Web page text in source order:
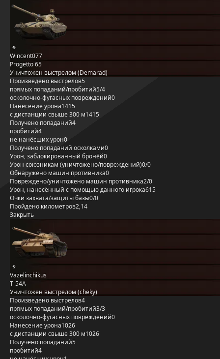
Wincent077
Progetto 65
Уничтожен выстрелом (Demarad)
Произведено выстрелов5
прямых попаданий/пробитий5/4
осколочно-фугасных повреждений0
Нанесение урона1415
с дистанции свыше 300 м1415
Получено попаданий4
пробитий4
не нанёсших урон0
Получено попаданий осколками0
Урон, заблокированный бронёй0
Урон союзникам (уничтожено/повреждений)0/0
Обнаружено машин противника0
Повреждено/уничтожено машин противника2/0
Урон, нанесённый с помощью данного игрока615
Очки захвата/защиты базы0/0
Пройдено километров2,14
Закрыть
Vazelinchikus
Т-54А
Уничтожен выстрелом (cheky)
Произведено выстрелов4
прямых попаданий/пробитий3/3
осколочно-фугасных повреждений0
Нанесение урона1026
с дистанции свыше 300 м1026
Получено попаданий5
пробитий4